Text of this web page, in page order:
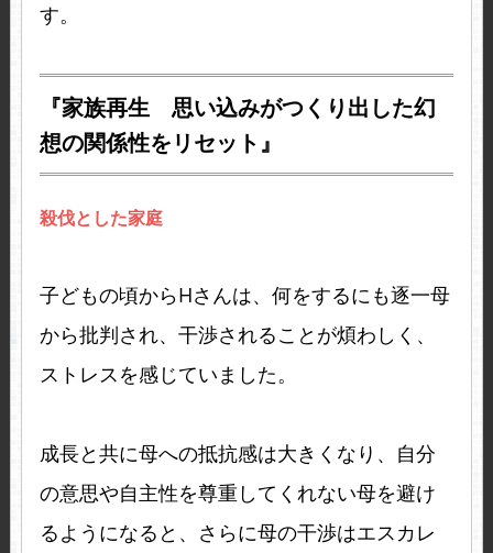
す。
『家族再生 思い込みがつくり出した幻
想の関係性をリセット』
殺伐とした家庭
子どもの頃からHさんは、何をするにも逐一母
から批判され、干渉されることが煩わしく、
ストレスを感じていました。
成長と共に母への抵抗感は大きくなり、自分
の意思や自主性を尊重してくれない母を避け
るようになると、さらに母の干渉はエスカレ